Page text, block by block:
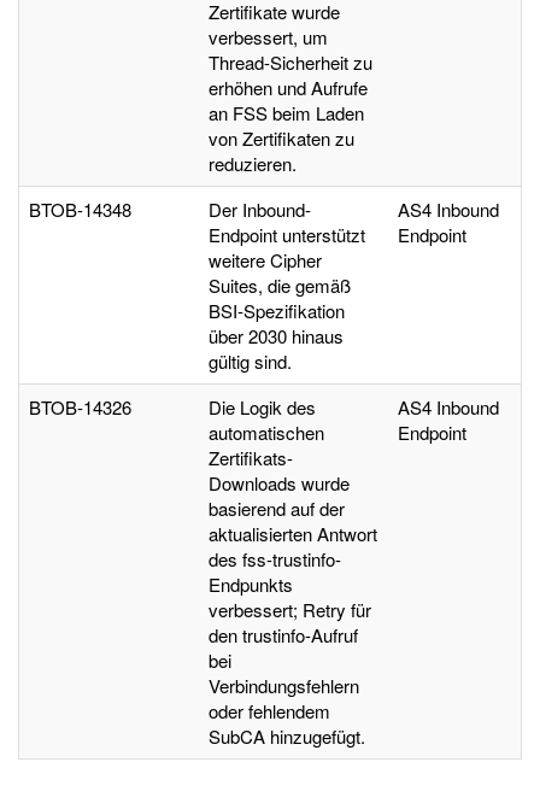
Zertifikate wurde
verbessert, um
Thread-Sicherheit zu
erhöhen und Aufrufe
an FSS beim Laden
von Zertifikaten zu
reduzieren.
BTOB-14348
Der Inbound-
Endpoint unterstützt
weitere Cipher
Suites, die gemäß
BSI-Spezifikation
über 2030 hinaus
gültig sind.
AS4 Inbound
Endpoint
BTOB-14326
Die Logik des
automatischen
Zertifikats-
Downloads wurde
basierend auf der
aktualisierten Antwort
des fss-trustinfo-
Endpunkts
verbessert; Retry für
den trustinfo-Aufruf
bei
Verbindungsfehlern
oder fehlendem
SubCA hinzugefügt.
AS4 Inbound
Endpoint